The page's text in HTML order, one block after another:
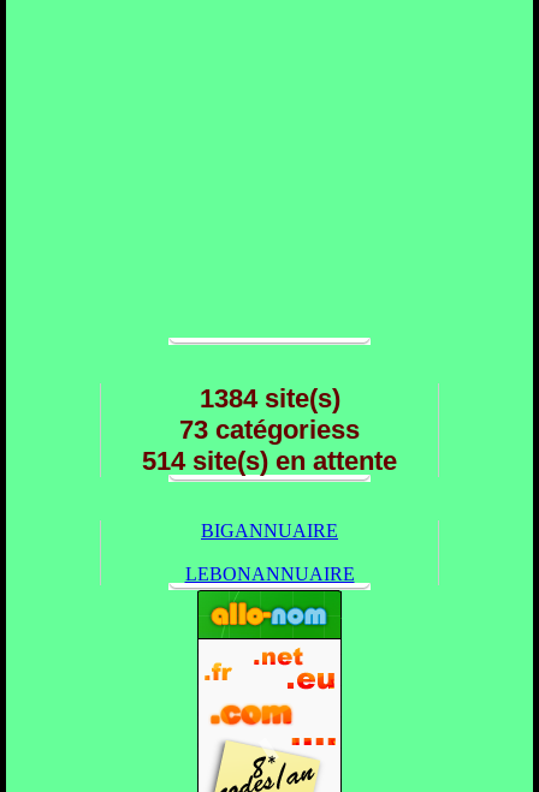
1384 site(s)
73 catégoriess
514 site(s) en attente
BIGANNUAIRE
LEBONANNUAIRE